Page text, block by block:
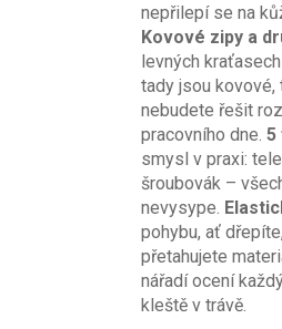
nepřilepí se na
Kovové zipy a
levných
tady jsou
nebudete řešit
pracovního dne. 5
smysl v praxi:
šroubovák –
nevysype.
pohybu, ať
přetahujete
nářadí ocení
kleště v trávě.